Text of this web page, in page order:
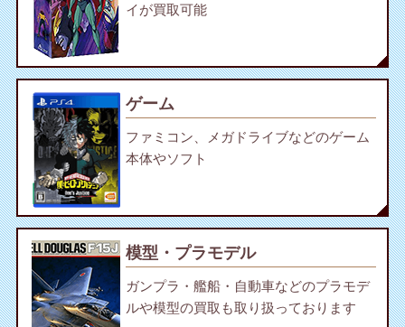
イが買取可能
ゲーム
ファミコン、メガドライブなどのゲーム
本体やソフト
模型・プラモデル
ガンプラ・艦船・自動車などのプラモデ
ルや模型の買取も取り扱っております